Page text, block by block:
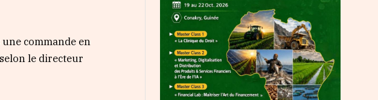
commande en
le directeur